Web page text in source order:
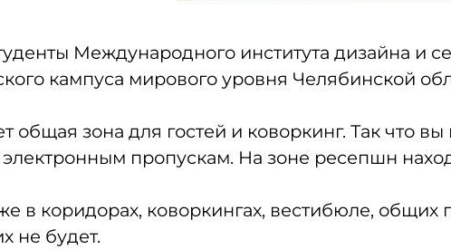
Международного института дизайна и
кампуса мирового уровня Челябинской
общая зона для гостей и коворкинг. Так что
пропускам. На зоне ресепшн
в коридорах, коворкингах, вестибюле,
не будет.